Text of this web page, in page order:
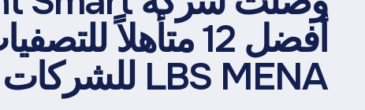
أفضل 12 متأهلاً
LBS MENA للشركات الناشئة لعام 2022